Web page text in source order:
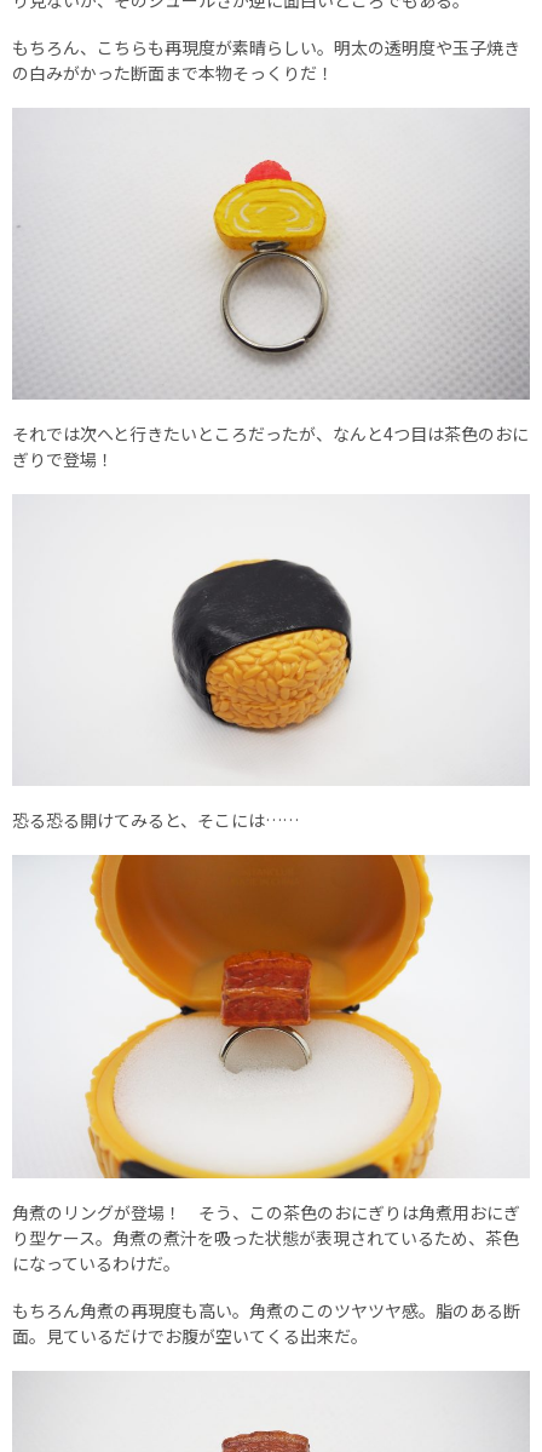
もちろん、こちらも再現度が素晴らしい。明太の透明度や玉子焼き
の白みがかった断面まで本物そっくりだ！
それでは次へと行きたいところだったが、なんと4つ目は茶色のおに
ぎりで登場！
恐る恐る開けてみると、そこには……
角煮のリングが登場！ そう、この茶色のおにぎりは角煮用おにぎ
り型ケース。角煮の煮汁を吸った状態が表現されているため、茶色
になっているわけだ。
もちろん角煮の再現度も高い。角煮のこのツヤツヤ感。脂のある断
面。見ているだけでお腹が空いてくる出来だ。